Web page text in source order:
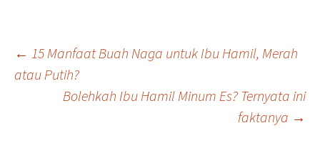
Post
navigation
← 15 Manfaat Buah Naga untuk Ibu Hamil, Merah
atau Putih?
Bolehkah Ibu Hamil Minum Es? Ternyata ini
faktanya →